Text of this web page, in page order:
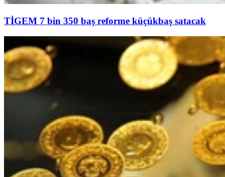
TİGEM 7 bin 350 baş reforme küçükbaş satacak